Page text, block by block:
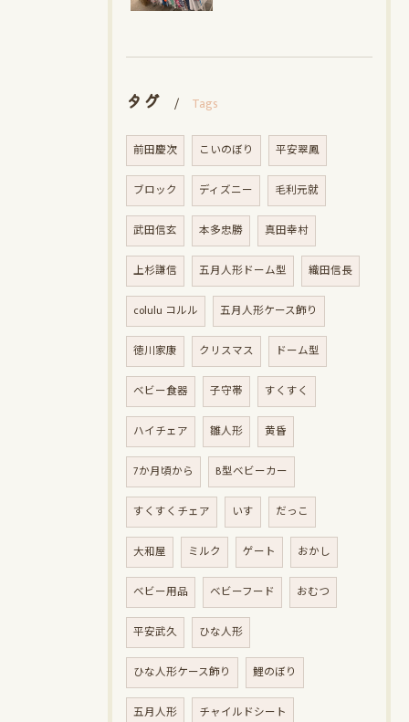
タグ Tags
前田慶次 こいのぼり 平安翠鳳
ブロック ディズニー 毛利元就
武田信玄 本多忠勝 真田幸村
上杉謙信 五月人形ドーム型 織田信長
colulu コルル 五月人形ケース飾り
徳川家康 クリスマス ドーム型
ベビー食器 子守帯 すくすく
ハイチェア 雛人形 黄昏
7か月頃から B型ベビーカー
すくすくチェア いす だっこ
大和屋 ミルク ゲート おかし
ベビー用品 ベビーフード おむつ
平安武久 ひな人形
ひな人形ケース飾り 鯉のぼり
五月人形 チャイルドシート